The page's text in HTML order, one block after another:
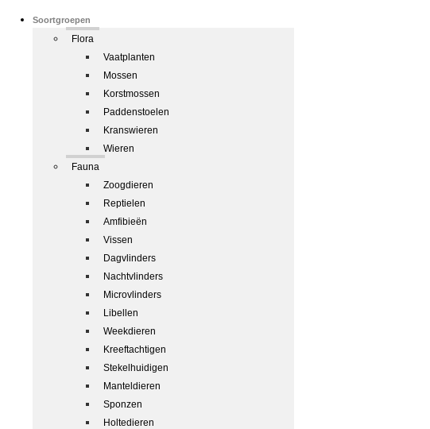
Soortgroepen
Flora
Vaatplanten
Mossen
Korstmossen
Paddenstoelen
Kranswieren
Wieren
Fauna
Zoogdieren
Reptielen
Amfibieën
Vissen
Dagvlinders
Nachtvlinders
Microvlinders
Libellen
Weekdieren
Kreeftachtigen
Stekelhuidigen
Manteldieren
Sponzen
Holtedieren